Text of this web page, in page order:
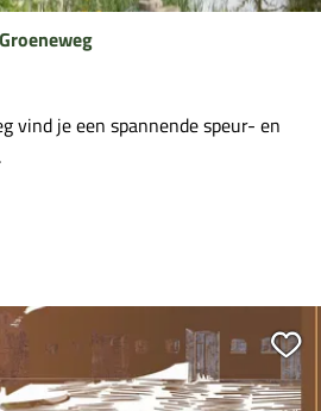
vind je een spannende speur- en